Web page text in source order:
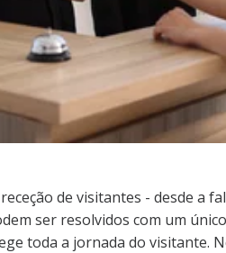
de visitantes - desde a
ser resolvidos com um
toda a jornada do visitante.